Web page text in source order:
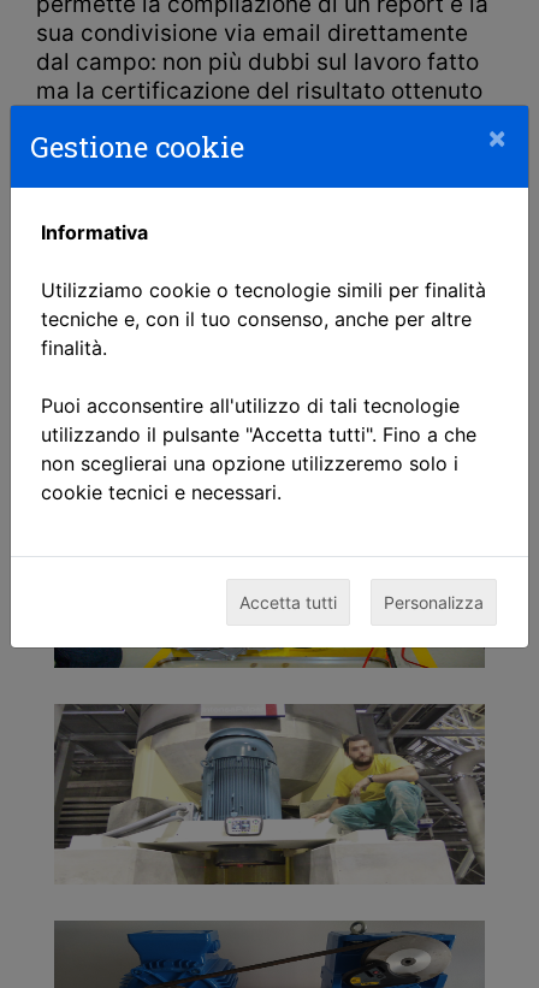
sua condivisione via email direttamente
dal campo: non più dubbi sul lavoro fatto
ma la certificazione del risultato ottenuto
Gestione cookie ×
Informativa
Utilizziamo cookie o tecnologie simili per finalità
tecniche e, con il tuo consenso, anche per altre
finalità.
Puoi acconsentire all'utilizzo di tali tecnologie
utilizzando il pulsante "Accetta tutti". Fino a che
non sceglierai una opzione utilizzeremo solo i
cookie tecnici e necessari.
Accetta tutti Personalizza